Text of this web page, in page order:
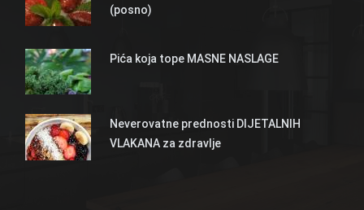
(posno)
Pića koja tope MASNE NASLAGE
Neverovatne prednosti DIJETALNIH
VLAKANA za zdravlje